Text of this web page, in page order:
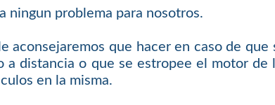
ningun problema para nosotros.
aconsejaremos que hacer en caso de que
a distancia o que se estropee el motor
en la misma.